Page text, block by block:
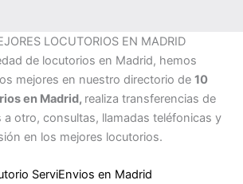
LOCUTORIOS EN MADRID
de locutorios en Madrid, hemos
mejores en nuestro directorio de 10
en Madrid, realiza transferencias de
a otro, consultas, llamadas teléfonicas y
en los mejores locutorios.
ServiEnvios en Madrid